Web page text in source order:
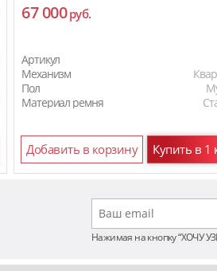
67 000руб.
Артикул
Механизм
Пол
Материал ремня
Добавить в корзину Купить в 1
Нажимая на кнопку “ХОЧУ